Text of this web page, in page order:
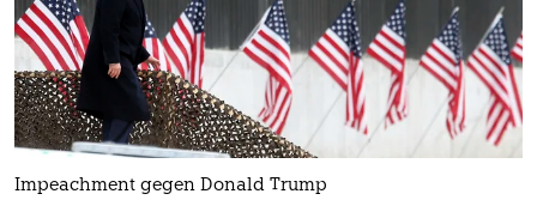
Impeachment gegen Donald Trump